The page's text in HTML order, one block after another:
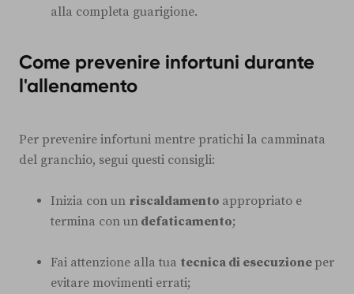
alla completa guarigione.
Come prevenire infortuni durante
l'allenamento
Per prevenire infortuni mentre pratichi la camminata
del granchio, segui questi consigli:
Inizia con un riscaldamento appropriato e
termina con un defaticamento;
Fai attenzione alla tua tecnica di esecuzione per
evitare movimenti errati;